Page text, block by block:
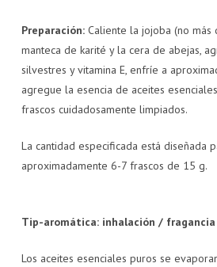
Preparación:Caliente la jojoba (no más
manteca de karité y la cera de abejas,
silvestres y vitamina E, enfríe a
agregue la esencia de aceites
frascos cuidadosamente limpiados.
La cantidad especificada está diseñada
aproximadamente 6-7 frascos de 15 g.
Tip-aromática: inhalación /
Los aceites esenciales puros se